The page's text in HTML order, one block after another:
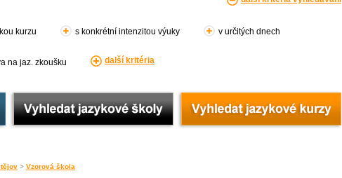
kurzu s konkrétní intenzitou výuky v určitých dnech
na jaz. zkoušku další kritéria
> Vzorová škola